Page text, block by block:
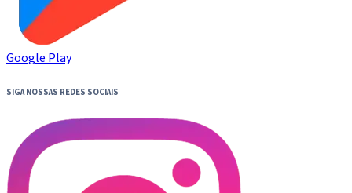
Google Play
SIGA NOSSAS REDES SOCIAIS